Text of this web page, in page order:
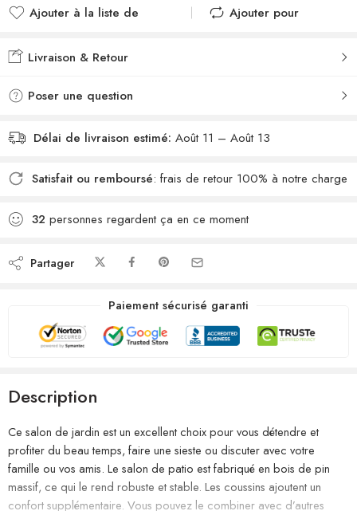
Ajouter à la liste de
Ajouté à la liste de
Ajouter pour
Livraison & Retour
Poser une question
Délai de livraison estimé: Août 11 – Août 13
Satisfait ou remboursé: frais de retour 100% à notre charge
32 personnes regardent ça en ce moment
Partager
Paiement sécurisé garanti
Description
Ce salon de jardin est un excellent choix pour vous détendre et
profiter du beau temps, faire une sieste ou discuter avec votre
famille ou vos amis. Le salon de patio est fabriqué en bois de pin
massif, ce qui le rend robuste et stable. Les coussins ajoutent un
confort supplémentaire. Vous pouvez le combiner avec d’autres